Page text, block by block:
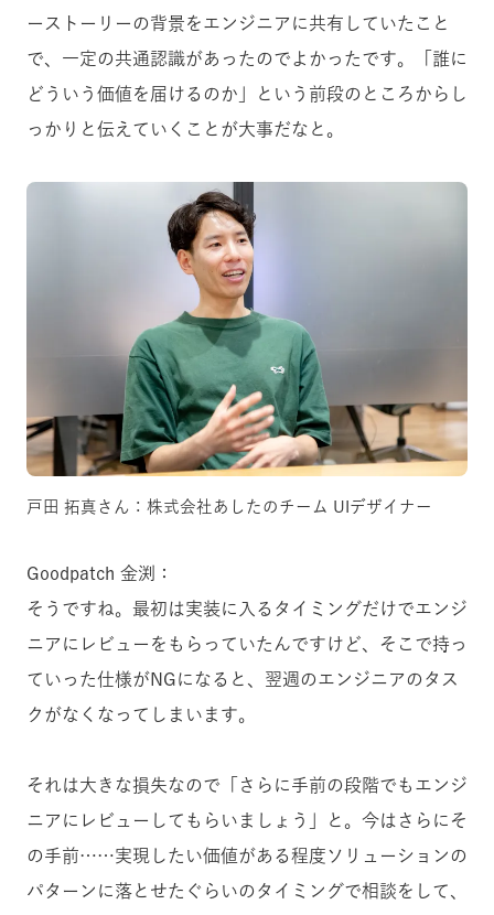
ーストーリーの背景をエンジニアに共有していたこと
で、一定の共通認識があったのでよかったです。「誰に
どういう価値を届けるのか」という前段のところからし
っかりと伝えていくことが大事だなと。
戸田 拓真さん：株式会社あしたのチーム UIデザイナー
Goodpatch 金渕：
そうですね。最初は実装に入るタイミングだけでエンジ
ニアにレビューをもらっていたんですけど、そこで持っ
ていった仕様がNGになると、翌週のエンジニアのタス
クがなくなってしまいます。
それは大きな損失なので「さらに手前の段階でもエンジ
ニアにレビューしてもらいましょう」と。今はさらにそ
の手前……実現したい価値がある程度ソリューションの
パターンに落とせたぐらいのタイミングで相談をして、